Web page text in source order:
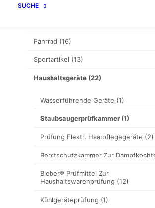
SUCHEMultifunktionsprüffeld
Fahrrad (16)
Sportartikel (13)
Haushaltsgeräte (22)
Wasserführende Geräte (1)
Staubsaugerprüfkammer (1)
Prüfung Elektr. Haarpflegegeräte (2)
Berstschutzkammer Zur
Bieber® Prüfmittel Zur
Haushaltswarenprüfung (12)
Kühlgeräteprüfung (1)